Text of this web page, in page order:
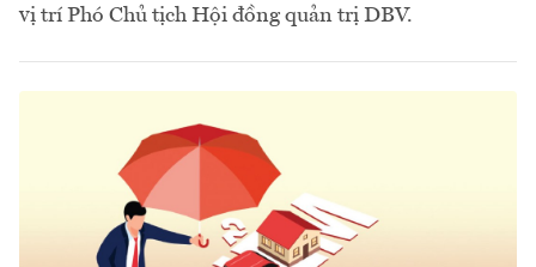
vị trí Phó Chủ tịch Hội đồng quản trị DBV.